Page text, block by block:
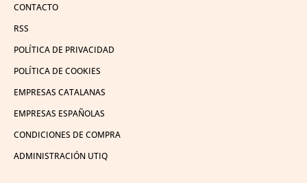
CONTACTO
RSS
POLÍTICA DE PRIVACIDAD
POLÍTICA DE COOKIES
EMPRESAS CATALANAS
EMPRESAS ESPAÑOLAS
CONDICIONES DE COMPRA
ADMINISTRACIÓN UTIQ